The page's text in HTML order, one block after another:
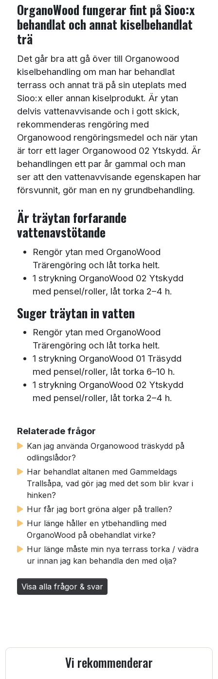
OrganoWood fungerar fint på Sioo:x
behandlat och annat kiselbehandlat
trä
Det går bra att gå över till Organowood
kiselbehandling om man har behandlat
terrass och annat trä på sin uteplats med
Sioo:x eller annan kiselprodukt. Är ytan
delvis vattenavvisande och i gott skick,
rekommenderas rengöring med
Organowood rengöringsmedel och när ytan
är torr ett lager Organowood 02 Ytskydd. Är
behandlingen ett par år gammal och man
ser att den vattenavvisande egenskapen har
försvunnit, gör man en ny grundbehandling.
Är träytan forfarande
vattenavstötande
Rengör ytan med OrganoWood
Trärengöring och låt torka helt.
1 strykning OrganoWood 02 Ytskydd
med pensel/roller, låt torka 2–4 h.
Suger träytan in vatten
Rengör ytan med OrganoWood
Trärengöring och låt torka helt.
1 strykning OrganoWood 01 Träsydd
med pensel/roller, låt torka 6–10 h.
1 strykning OrganoWood 02 Ytskydd
med pensel/roller, låt torka 2–4 h.
Relaterade frågor
Kan jag använda Organowood träskydd på
odlingslådor?
Har behandlat altanen med Gammeldags
Trallsåpa, vad gör jag med det som blir kvar i
hinken?
Hur får jag bort gröna alger på trallen?
Hur länge håller en ytbehandling med
OrganoWood på obehandlat virke?
Hur länge måste min nya terrass torka / vädra
ur innan jag kan behandla den med olja?
Visa alla frågor & svar
Vi rekommenderar